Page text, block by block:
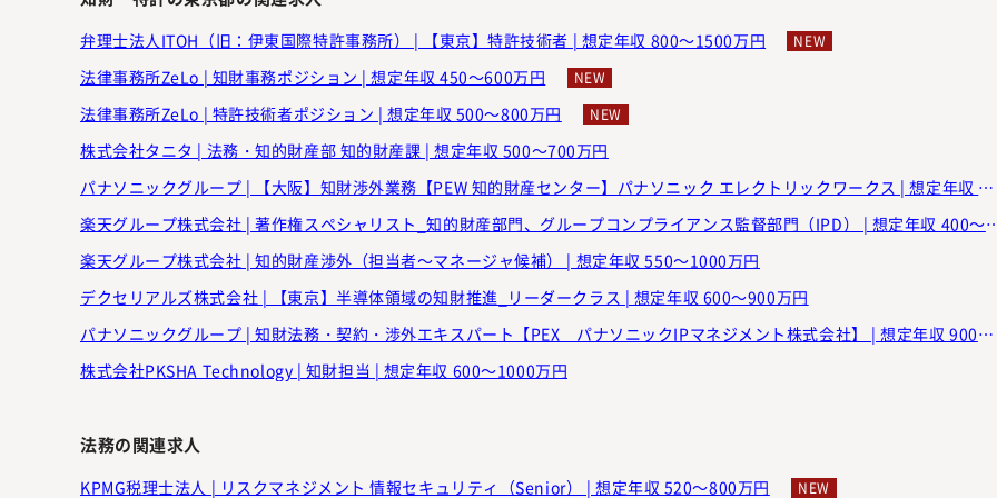
弁理士法人ITOH（旧：伊東国際特許事務所） | 【東京】特許技術者 | 想定年収 800～1500万円
法律事務所ZeLo | 知財事務ポジション | 想定年収 450～600万円
法律事務所ZeLo | 特許技術者ポジション | 想定年収 500～800万円
株式会社タニタ | 法務・知的財産部 知的財産課 | 想定年収 500～700万円
パナソニックグループ | 【大阪】知財渉外業務【PEW 知的財産センター】パナソニック エレクトリックワークス | 想定年収 600～800万円
楽天グループ株式会社 | 著作権スペシャリスト_知的財産部門、
楽天グループ株式会社 | 知的財産渉外（担当者～マネージャ候補） | 想定年収 550～1000万円
デクセリアルズ株式会社 | 【東京】半導体領域の知財推進_リーダークラス | 想定年収 600～900万円
パナソニックグループ | 知財法務・契約・渉外エキスパート【PEX パナソニックIPマネジメント株式会社】 | 想定年収 900～1100万円
株式会社PKSHA Technology | 知財担当 | 想定年収 600～1000万円
法務の関連求人
KPMG税理士法人 | リスクマネジメント 情報セキュリティ（Senior） | 想定年収 520～800万円